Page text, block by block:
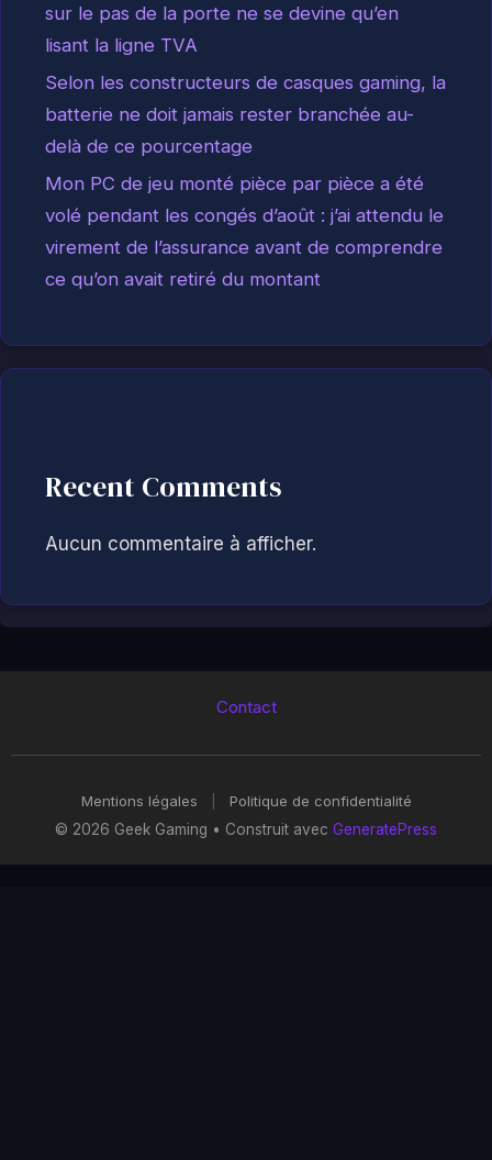
sur le pas de la porte ne se devine qu’en
lisant la ligne TVA
Selon les constructeurs de casques gaming, la
batterie ne doit jamais rester branchée au-
delà de ce pourcentage
Mon PC de jeu monté pièce par pièce a été
volé pendant les congés d’août : j’ai attendu le
virement de l’assurance avant de comprendre
ce qu’on avait retiré du montant
Recent Comments
Aucun commentaire à afficher.
Contact
Mentions légales
Politique de confidentialité
© 2026 Geek Gaming • Construit avec GeneratePress